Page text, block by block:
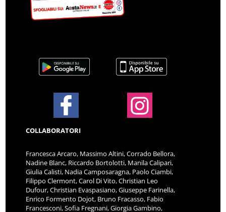
COLLABORATORI
Francesca Arcaro, Massimo Altini, Corrado Bellora,
Nadine Blanc, Riccardo Bortolotti, Manila Calipari,
Giulia Calisti, Nadia Camposaragna, Paolo Ciambi,
Filippo Clermont, Carol Di Vito, Christian Leo
Dufour, Christian Evaspasiano, Giuseppe Farinella,
Enrico Formento Dojot, Bruno Fracasso, Fabio
Francesconi, Sofia Fregnani, Giorgia Gambino,